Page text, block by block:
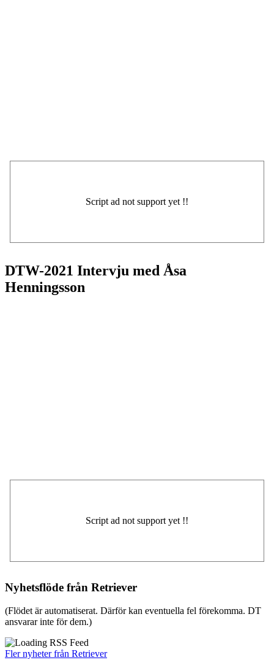
DTW-2021 Intervju med Åsa
Henningsson
Nyhetsflöde från Retriever
(Flödet är automatiserat. Därför kan eventuella fel förekomma. DT
ansvarar inte för dem.)
Fler nyheter från Retriever